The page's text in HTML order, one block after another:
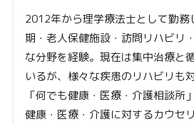
2012年から理学療法士として勤務
期・老人保健施設・訪問リハビリ
な分野を経験。現在は集中治療と
いるが、様々な疾患のリハビリも
「何でも健康・医療・介護相談所
健康・医療・介護に対するカウセ